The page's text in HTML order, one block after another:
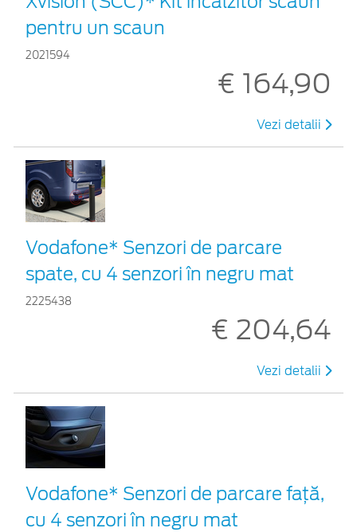
pentru un scaun
2021594
€ 164,90
Vezi detalii
Vodafone* Senzori de parcare
spate, cu 4 senzori în negru mat
2225438
€ 204,64
Vezi detalii
Vodafone* Senzori de parcare față,
cu 4 senzori în negru mat